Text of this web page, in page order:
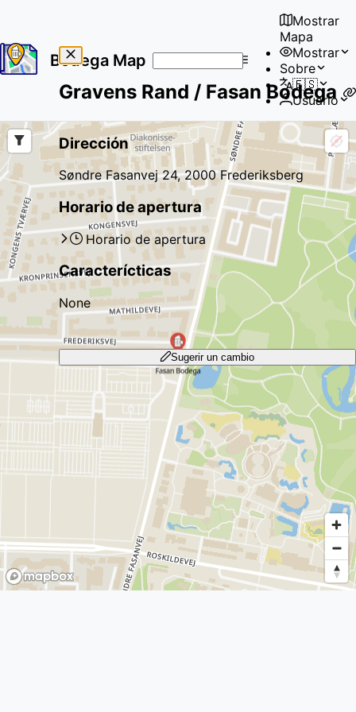
Bodega Map
results
Mostrar
Mapa
Mostrar
Sobre
🇪🇸
Usuario
Gravens Rand / Fasan Bodega
Dirección
Søndre Fasanvej 24, 2000 Frederiksberg
Horario de apertura
Horario de apertura
Caracterícticas
None
Sugerir un cambio